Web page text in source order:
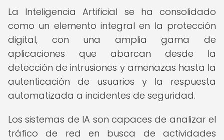
La Inteligencia Artificial se ha consolidado
como un elemento integral en la protección
digital, con una amplia gama de
aplicaciones que abarcan desde la
detección de intrusiones y amenazas hasta la
autenticación de usuarios y la respuesta
automatizada a incidentes de seguridad.
Los sistemas de IA son capaces de analizar el
tráfico de red en busca de actividades